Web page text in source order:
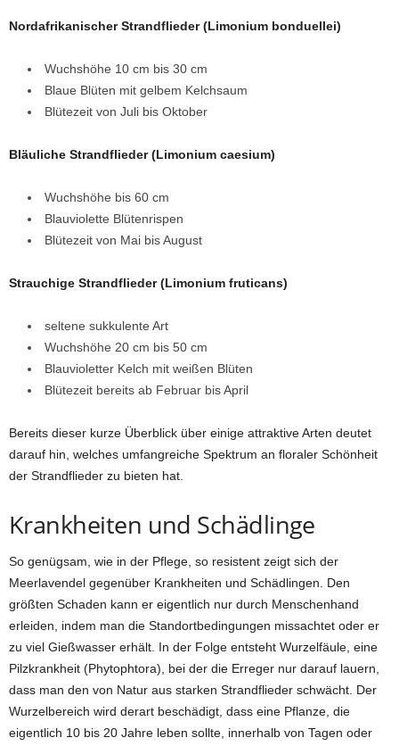
Nordafrikanischer Strandflieder (Limonium bonduellei)
Wuchshöhe 10 cm bis 30 cm
Blaue Blüten mit gelbem Kelchsaum
Blütezeit von Juli bis Oktober
Bläuliche Strandflieder (Limonium caesium)
Wuchshöhe bis 60 cm
Blauviolette Blütenrispen
Blütezeit von Mai bis August
Strauchige Strandflieder (Limonium fruticans)
seltene sukkulente Art
Wuchshöhe 20 cm bis 50 cm
Blauvioletter Kelch mit weißen Blüten
Blütezeit bereits ab Februar bis April
Bereits dieser kurze Überblick über einige attraktive Arten deutet
darauf hin, welches umfangreiche Spektrum an floraler Schönheit
der Strandflieder zu bieten hat.
Krankheiten und Schädlinge
So genügsam, wie in der Pflege, so resistent zeigt sich der
Meerlavendel gegenüber Krankheiten und Schädlingen. Den
größten Schaden kann er eigentlich nur durch Menschenhand
erleiden, indem man die Standortbedingungen missachtet oder er
zu viel Gießwasser erhält. In der Folge entsteht Wurzelfäule, eine
Pilzkrankheit (Phytophtora), bei der die Erreger nur darauf lauern,
dass man den von Natur aus starken Strandflieder schwächt. Der
Wurzelbereich wird derart beschädigt, dass eine Pflanze, die
eigentlich 10 bis 20 Jahre leben sollte, innerhalb von Tagen oder